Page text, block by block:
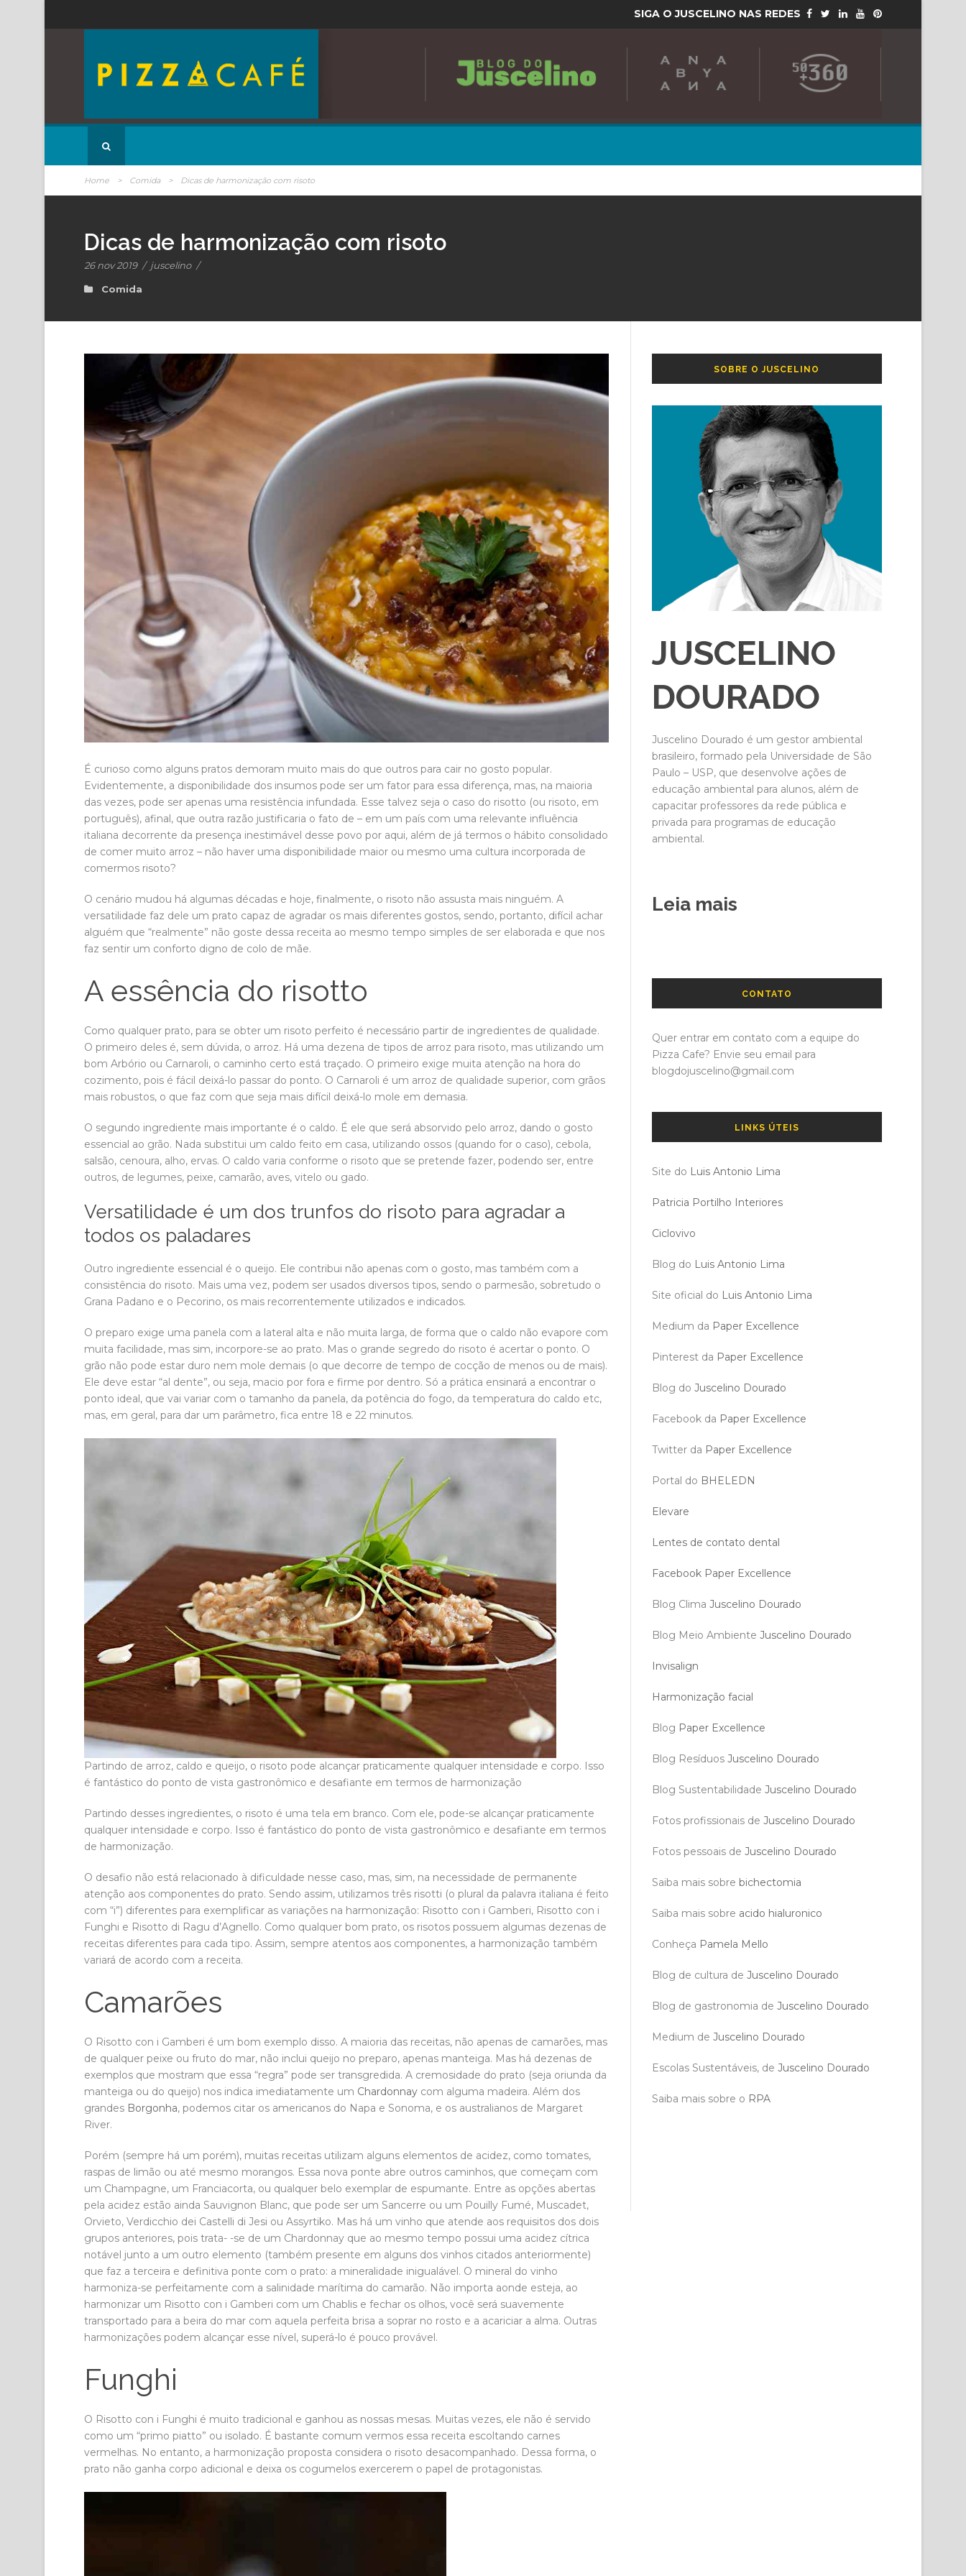
SIGA O JUSCELINO NAS REDES
Home > Comida > Dicas de harmonização com risoto
Dicas de harmonização com risoto
26 nov 2019 / juscelino /
Comida
É curioso como alguns pratos demoram muito mais do que outros para cair no gosto popular.
Evidentemente, a disponibilidade dos insumos pode ser um fator para essa diferença, mas, na maioria
das vezes, pode ser apenas uma resistência infundada. Esse talvez seja o caso do risotto (ou risoto, em
português), afinal, que outra razão justificaria o fato de – em um país com uma relevante influência
italiana decorrente da presença inestimável desse povo por aqui, além de já termos o hábito consolidado
de comer muito arroz – não haver uma disponibilidade maior ou mesmo uma cultura incorporada de
comermos risoto?
O cenário mudou há algumas décadas e hoje, finalmente, o risoto não assusta mais ninguém. A
versatilidade faz dele um prato capaz de agradar os mais diferentes gostos, sendo, portanto, difícil achar
alguém que “realmente” não goste dessa receita ao mesmo tempo simples de ser elaborada e que nos
faz sentir um conforto digno de colo de mãe.
A essência do risotto
Como qualquer prato, para se obter um risoto perfeito é necessário partir de ingredientes de qualidade.
O primeiro deles é, sem dúvida, o arroz. Há uma dezena de tipos de arroz para risoto, mas utilizando um
bom Arbório ou Carnaroli, o caminho certo está traçado. O primeiro exige muita atenção na hora do
cozimento, pois é fácil deixá-lo passar do ponto. O Carnaroli é um arroz de qualidade superior, com grãos
mais robustos, o que faz com que seja mais difícil deixá-lo mole em demasia.
O segundo ingrediente mais importante é o caldo. É ele que será absorvido pelo arroz, dando o gosto
essencial ao grão. Nada substitui um caldo feito em casa, utilizando ossos (quando for o caso), cebola,
salsão, cenoura, alho, ervas. O caldo varia conforme o risoto que se pretende fazer, podendo ser, entre
outros, de legumes, peixe, camarão, aves, vitelo ou gado.
Versatilidade é um dos trunfos do risoto para agradar a
todos os paladares
Outro ingrediente essencial é o queijo. Ele contribui não apenas com o gosto, mas também com a
consistência do risoto. Mais uma vez, podem ser usados diversos tipos, sendo o parmesão, sobretudo o
Grana Padano e o Pecorino, os mais recorrentemente utilizados e indicados.
O preparo exige uma panela com a lateral alta e não muita larga, de forma que o caldo não evapore com
muita facilidade, mas sim, incorpore-se ao prato. Mas o grande segredo do risoto é acertar o ponto. O
grão não pode estar duro nem mole demais (o que decorre de tempo de cocção de menos ou de mais).
Ele deve estar “al dente”, ou seja, macio por fora e firme por dentro. Só a prática ensinará a encontrar o
ponto ideal, que vai variar com o tamanho da panela, da potência do fogo, da temperatura do caldo etc,
mas, em geral, para dar um parâmetro, fica entre 18 e 22 minutos.
Partindo de arroz, caldo e queijo, o risoto pode alcançar praticamente qualquer intensidade e corpo. Isso
é fantástico do ponto de vista gastronômico e desafiante em termos de harmonização
Partindo desses ingredientes, o risoto é uma tela em branco. Com ele, pode-se alcançar praticamente
qualquer intensidade e corpo. Isso é fantástico do ponto de vista gastronômico e desafiante em termos
de harmonização.
O desafio não está relacionado à dificuldade nesse caso, mas, sim, na necessidade de permanente
atenção aos componentes do prato. Sendo assim, utilizamos três risotti (o plural da palavra italiana é feito
com “i”) diferentes para exemplificar as variações na harmonização: Risotto con i Gamberi, Risotto con i
Funghi e Risotto di Ragu d’Agnello. Como qualquer bom prato, os risotos possuem algumas dezenas de
receitas diferentes para cada tipo. Assim, sempre atentos aos componentes, a harmonização também
variará de acordo com a receita.
Camarões
O Risotto con i Gamberi é um bom exemplo disso. A maioria das receitas, não apenas de camarões, mas
de qualquer peixe ou fruto do mar, não inclui queijo no preparo, apenas manteiga. Mas há dezenas de
exemplos que mostram que essa “regra” pode ser transgredida. A cremosidade do prato (seja oriunda da
manteiga ou do queijo) nos indica imediatamente um Chardonnay com alguma madeira. Além dos
grandes Borgonha, podemos citar os americanos do Napa e Sonoma, e os australianos de Margaret
River.
Porém (sempre há um porém), muitas receitas utilizam alguns elementos de acidez, como tomates,
raspas de limão ou até mesmo morangos. Essa nova ponte abre outros caminhos, que começam com
um Champagne, um Franciacorta, ou qualquer belo exemplar de espumante. Entre as opções abertas
pela acidez estão ainda Sauvignon Blanc, que pode ser um Sancerre ou um Pouilly Fumé, Muscadet,
Orvieto, Verdicchio dei Castelli di Jesi ou Assyrtiko. Mas há um vinho que atende aos requisitos dos dois
grupos anteriores, pois trata- -se de um Chardonnay que ao mesmo tempo possui uma acidez cítrica
notável junto a um outro elemento (também presente em alguns dos vinhos citados anteriormente)
que faz a terceira e definitiva ponte com o prato: a mineralidade inigualável. O mineral do vinho
harmoniza-se perfeitamente com a salinidade marítima do camarão. Não importa aonde esteja, ao
harmonizar um Risotto con i Gamberi com um Chablis e fechar os olhos, você será suavemente
transportado para a beira do mar com aquela perfeita brisa a soprar no rosto e a acariciar a alma. Outras
harmonizações podem alcançar esse nível, superá-lo é pouco provável.
Funghi
O Risotto con i Funghi é muito tradicional e ganhou as nossas mesas. Muitas vezes, ele não é servido
como um “primo piatto” ou isolado. É bastante comum vermos essa receita escoltando carnes
vermelhas. No entanto, a harmonização proposta considera o risoto desacompanhado. Dessa forma, o
prato não ganha corpo adicional e deixa os cogumelos exercerem o papel de protagonistas.
SOBRE O JUSCELINO
JUSCELINO
DOURADO
Juscelino Dourado é um gestor ambiental
brasileiro, formado pela Universidade de São
Paulo – USP, que desenvolve ações de
educação ambiental para alunos, além de
capacitar professores da rede pública e
privada para programas de educação
ambiental.
Leia mais
CONTATO
Quer entrar em contato com a equipe do
Pizza Cafe? Envie seu email para
blogdojuscelino@gmail.com
LINKS ÚTEIS
Site do Luis Antonio Lima
Patricia Portilho Interiores
Ciclovivo
Blog do Luis Antonio Lima
Site oficial do Luis Antonio Lima
Medium da Paper Excellence
Pinterest da Paper Excellence
Blog do Juscelino Dourado
Facebook da Paper Excellence
Twitter da Paper Excellence
Portal do BHELEDN
Elevare
Lentes de contato dental
Facebook Paper Excellence
Blog Clima Juscelino Dourado
Blog Meio Ambiente Juscelino Dourado
Invisalign
Harmonização facial
Blog Paper Excellence
Blog Resíduos Juscelino Dourado
Blog Sustentabilidade Juscelino Dourado
Fotos profissionais de Juscelino Dourado
Fotos pessoais de Juscelino Dourado
Saiba mais sobre bichectomia
Saiba mais sobre acido hialuronico
Conheça Pamela Mello
Blog de cultura de Juscelino Dourado
Blog de gastronomia de Juscelino Dourado
Medium de Juscelino Dourado
Escolas Sustentáveis, de Juscelino Dourado
Saiba mais sobre o RPA